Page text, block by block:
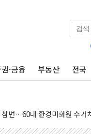
·금융 부동산 전국
략 만지작…공습 한계·탄약
간당 최대 50㎜ 폭우…강원
서 흉기 난동…60대 남성 2
문에 손해 보는 일 없게"…'